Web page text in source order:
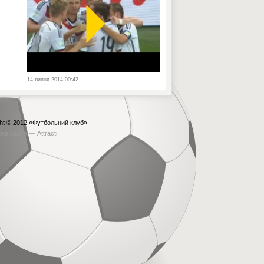
14 липня 2014 00:42
© 2012 «Футбольний клуб»
сайта — Attracti